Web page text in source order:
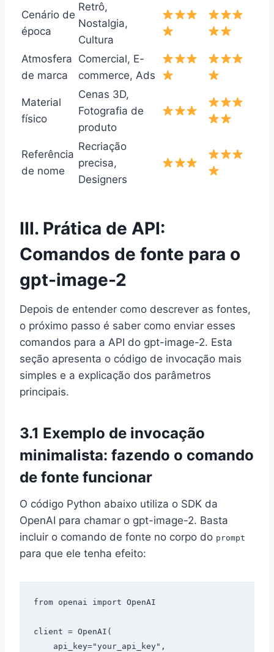
Cenário de
época
Retrô,
Nostalgia,
Cultura
Atmosfera
de marca
Comercial, E-
commerce, Ads
Material
físico
Cenas 3D,
Fotografia de
produto
Referência
de nome
Recriação
precisa,
Designers
III. Prática de API:
Comandos de fonte para o
gpt-image-2
Depois de entender como descrever as fontes,
o próximo passo é saber como enviar esses
comandos para a API do gpt-image-2. Esta
seção apresenta o código de invocação mais
simples e a explicação dos parâmetros
principais.
3.1 Exemplo de invocação
minimalista: fazendo o comando
de fonte funcionar
O código Python abaixo utiliza o SDK da
OpenAI para chamar o gpt-image-2. Basta
incluir o comando de fonte no corpo do prompt
para que ele tenha efeito:
from openai import OpenAI
client = OpenAI(